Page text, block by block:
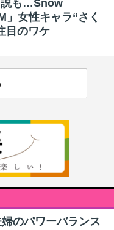
説も…Snow
」女性キャラ“さく
目のワケ
のパワーバランス